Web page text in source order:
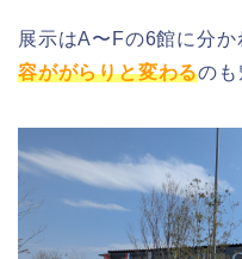
展示はA〜Fの6館に分か
容ががらりと変わるのも